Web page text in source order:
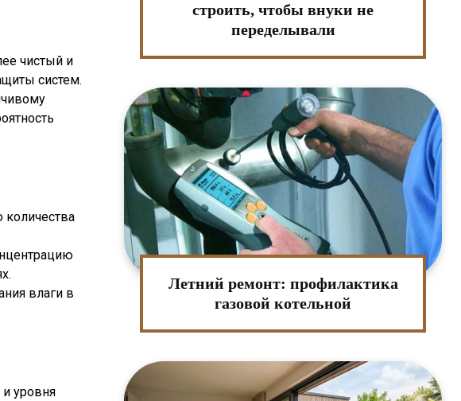
чистый и
систем.
влаги в
уровня
строить, чтобы внуки не
переделывали
Летний ремонт: профилактика
газовой котельной